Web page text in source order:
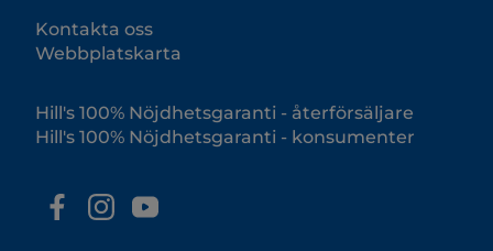
Kontakta oss
Webbplatskarta
Hill's 100% Nöjdhetsgaranti - återförsäljare
Hill's 100% Nöjdhetsgaranti - konsumenter